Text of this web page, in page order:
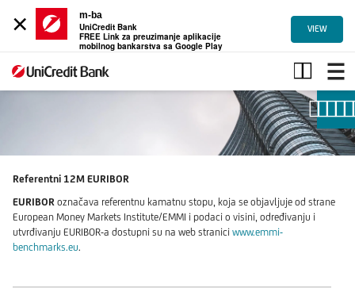
×
m-ba
UniCredit Bank
FREE Link za preuzimanje aplikacije
mobilnog bankarstva sa Google Play
VIEW
12MEuribor_Libor
Referentni 12M EURIBOR
EURIBOR označava referentnu kamatnu stopu, koja se objavljuje od strane
European Money Markets Institute/EMMI i podaci o visini, određivanju i
utvrđivanju EURIBOR-a dostupni su na web stranici www.emmi-
benchmarks.eu.